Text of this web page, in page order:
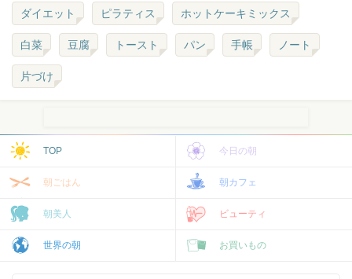
ダイエット ピラティス ホットケーキミックス
白菜 豆腐 トースト パン 手帳 ノート
片づけ
TOP 今日の朝
朝ごはん 朝カフェ
朝美人 ビューティ
世界の朝 お買いもの